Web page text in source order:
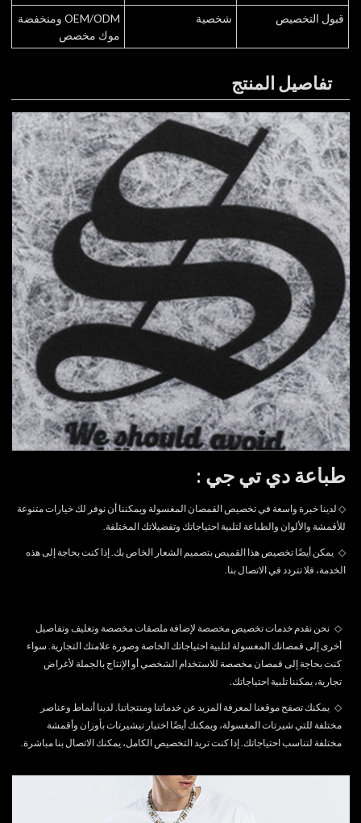
قبول التخصيص شخصية
OEM/ODM ومنخفضة
موك مخصص
تفاصيل المنتج
طباعة دي تي جي :
◇ لدينا خبرة واسعة في تخصيص القمصان المغسولة ويمكننا أن نوفر لك خيارات متنوعة
للأقمشة والألوان والطباعة لتلبية احتياجاتك وتفضيلاتك المختلفة.
◇ يمكن أيضًا تخصيص هذا القميص بتصميم الشعار الخاص بك. إذا كنت بحاجة إلى هذه
الخدمة، فلا تتردد فيالاتصال بنا.
◇ نحن نقدم خدمات تخصيص مخصصة لإضافة ملصقات مخصصة وتغليف وتفاصيل
أخرى إلى قمصانك المغسولة لتلبية احتياجاتك الخاصة وصورة علامتك التجارية. سواء
كنت بحاجة إلى قمصان مخصصة للاستخدام الشخصي أو الإنتاج بالجملة لأغراض
تجارية، يمكننا تلبية احتياجاتك.
◇ يمكنك تصفح موقعنا لمعرفة المزيد عن خدماتنا ومنتجاتنا. لدينا أنماط وعناصر
مختلفة للتي شيرتات المغسولة، ويمكنك أيضًا اختيار تيشيرتات بأوزان وأقمشة
مختلفة لتناسب احتياجاتك. إذا كنت تريد التخصيص الكامل، يمكنكالاتصال بنا مباشرة.